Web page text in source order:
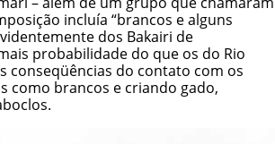
incluía “brancos e alguns
dos Bakairi de
probabilidade do que os do Rio
conseqüências do contato com os
como brancos e criando gado,